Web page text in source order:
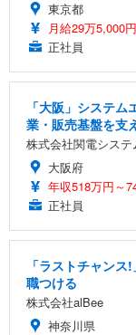
東京都
月給29万5,000
正社員
「大阪」システ
業・販売基盤を支
株式会社関電システ
大阪府
年収518万円～
正社員
「ラストチャン
職つける
株式会社alBee
神奈川県